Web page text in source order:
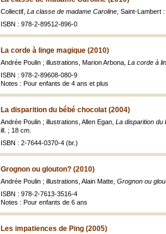
Collectif, La classe de madame Caroline , Saint-Lambert
ISBN : 978-2-89512-896-0
La corde à linge magique (2010)
Andrée Poulin ; illustrations, Marion Arbona, La corde à
ISBN : 978-2-89608-080-9
Notes : Pour enfants de 4 ans et plus
La disparition du bébé chocolat (2004)
Andrée Poulin ; illustrations, Allen Egan, La disparition du
ill. ; 18 cm.
ISBN : 2-7644-0370-4 (br.)
Grognon ou glouton? (2010)
Andrée Poulin ; illustrations, Alain Matte, Grognon ou
ISBN : 978-2-7613-3516-4
Notes : Pour enfants de 6 ans
Les impatiences de Ping (2005)